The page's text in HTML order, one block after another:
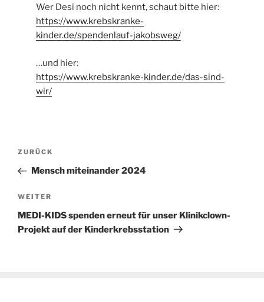
Wer Desi noch nicht kennt, schaut bitte hier:
https://www.krebskranke-
kinder.de/spendenlauf-jakobsweg/
…und hier:
https://www.krebskranke-kinder.de/das-sind-
wir/
Beitragsnavigation
Vorheriger
Beitrag
ZURÜCK
Mensch miteinander 2024
Nächster
Beitrag
WEITER
MEDI-KIDS spenden erneut für unser Klinikclown-
Projekt auf der Kinderkrebsstation